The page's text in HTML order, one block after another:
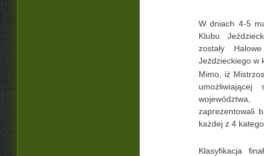
W dniach 4-5
Klubu
zostały
Jeździeckiego w
Mimo, iż
zaprezentowali
każdej z 4
Klasyfikacja